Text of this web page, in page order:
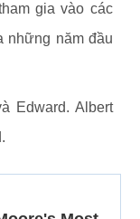
gia vào các
những năm đầu
Edward. Albert